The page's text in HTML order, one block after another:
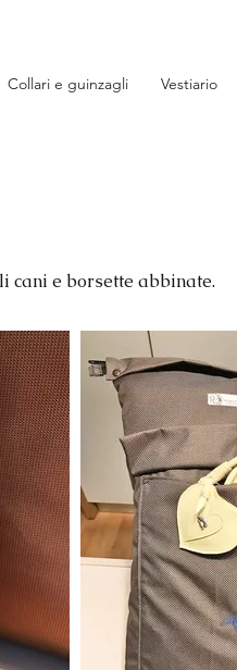
Collari e guinzagli Vestiario
cani e borsette abbinate.